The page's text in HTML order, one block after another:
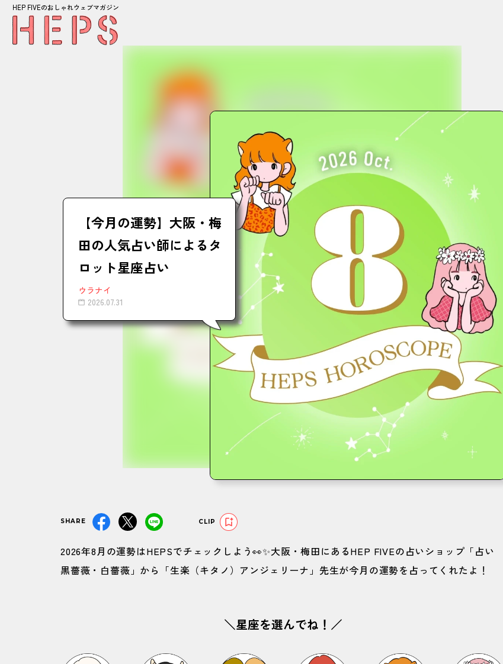
HEP FIVEのおしゃれウェブマガジン
【今月の運勢】大阪・梅
田の人気占い師によるタ
ロット星座占い
ウラナイ
2026.07.31
SHARE CLIP
2026年8月の運勢はHEPSでチェックしよう👀✨大阪・梅田にあるHEP FIVEの占いショップ「占い
黒薔薇・白薔薇」から「生楽（キタノ）アンジェリーナ」先生が今月の運勢を占ってくれたよ！
＼星座を選んでね！／